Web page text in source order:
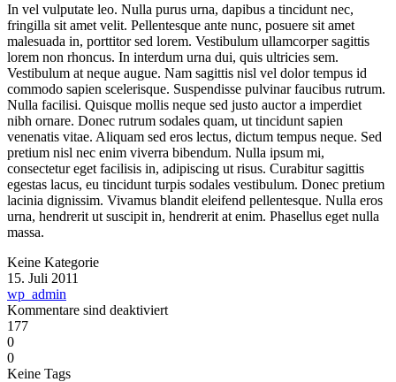
In vel vulputate leo. Nulla purus urna, dapibus a tincidunt nec,
fringilla sit amet velit. Pellentesque ante nunc, posuere sit amet
malesuada in, porttitor sed lorem. Vestibulum ullamcorper sagittis
lorem non rhoncus. In interdum urna dui, quis ultricies sem.
Vestibulum at neque augue. Nam sagittis nisl vel dolor tempus id
commodo sapien scelerisque. Suspendisse pulvinar faucibus rutrum.
Nulla facilisi. Quisque mollis neque sed justo auctor a imperdiet
nibh ornare. Donec rutrum sodales quam, ut tincidunt sapien
venenatis vitae. Aliquam sed eros lectus, dictum tempus neque. Sed
pretium nisl nec enim viverra bibendum. Nulla ipsum mi,
consectetur eget facilisis in, adipiscing ut risus. Curabitur sagittis
egestas lacus, eu tincidunt turpis sodales vestibulum. Donec pretium
lacinia dignissim. Vivamus blandit eleifend pellentesque. Nulla eros
urna, hendrerit ut suscipit in, hendrerit at enim. Phasellus eget nulla
massa.
Keine Kategorie
15. Juli 2011
wp_admin
Kommentare sind deaktiviert
177
0
0
Keine Tags